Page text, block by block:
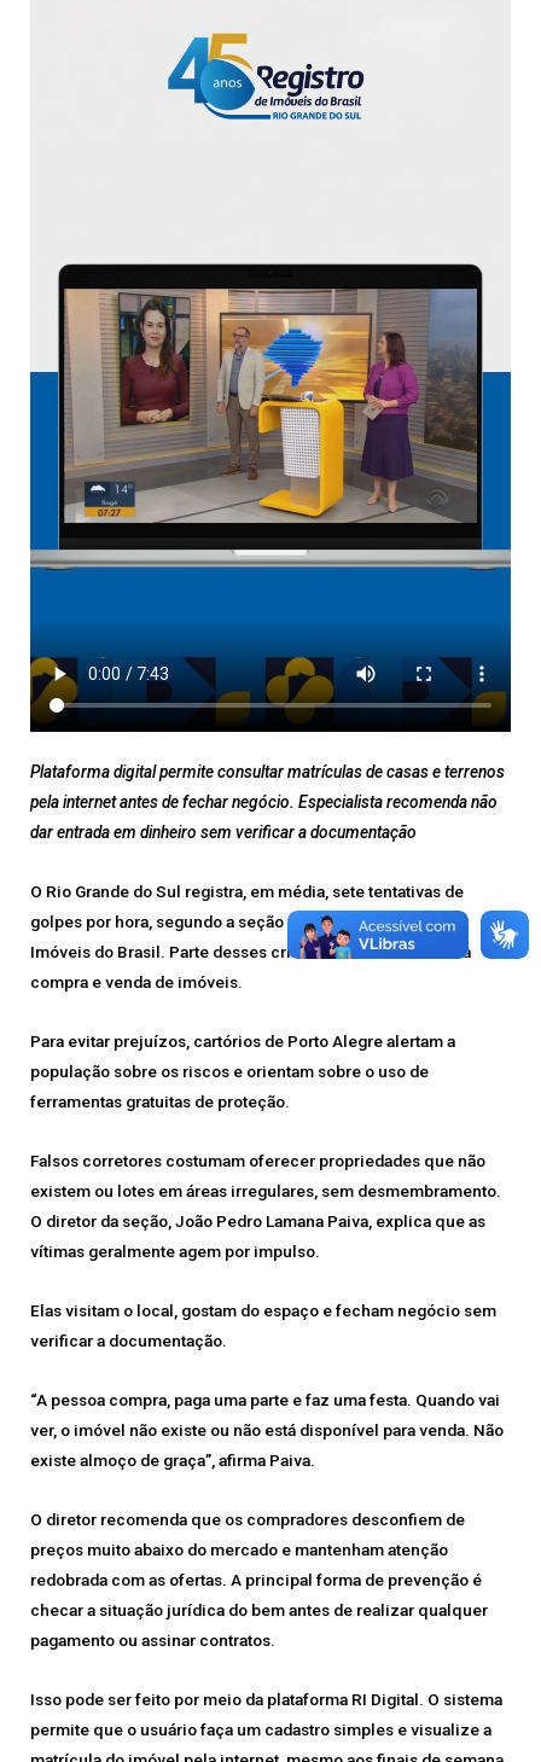
Plataforma digital permite consultar matrículas de casas e terrenos
pela internet antes de fechar negócio. Especialista recomenda não
dar entrada em dinheiro sem verificar a documentação
O Rio Grande do Sul registra, em média, sete tentativas de
golpes por hora, segundo a seção gaúcha do Registro de
Imóveis do Brasil. Parte desses crimes envolve fraudes na
compra e venda de imóveis.
Para evitar prejuízos, cartórios de Porto Alegre alertam a
população sobre os riscos e orientam sobre o uso de
ferramentas gratuitas de proteção.
Falsos corretores costumam oferecer propriedades que não
existem ou lotes em áreas irregulares, sem desmembramento.
O diretor da seção, João Pedro Lamana Paiva, explica que as
vítimas geralmente agem por impulso.
Elas visitam o local, gostam do espaço e fecham negócio sem
verificar a documentação.
“A pessoa compra, paga uma parte e faz uma festa. Quando vai
ver, o imóvel não existe ou não está disponível para venda. Não
existe almoço de graça”, afirma Paiva.
O diretor recomenda que os compradores desconfiem de
preços muito abaixo do mercado e mantenham atenção
redobrada com as ofertas. A principal forma de prevenção é
checar a situação jurídica do bem antes de realizar qualquer
pagamento ou assinar contratos.
Isso pode ser feito por meio da plataforma RI Digital. O sistema
permite que o usuário faça um cadastro simples e visualize a